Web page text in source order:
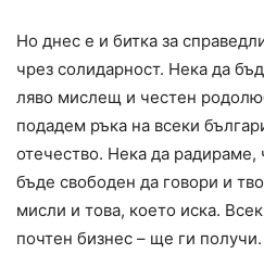
Но днес е и битка за
чрез солидарност. Нека да
ляво мислещ и честен
подадем ръка на всеки
отечество. Нека да
бъде свободен да говори и
мисли и това, което иска.
почтен бизнес – ще ги